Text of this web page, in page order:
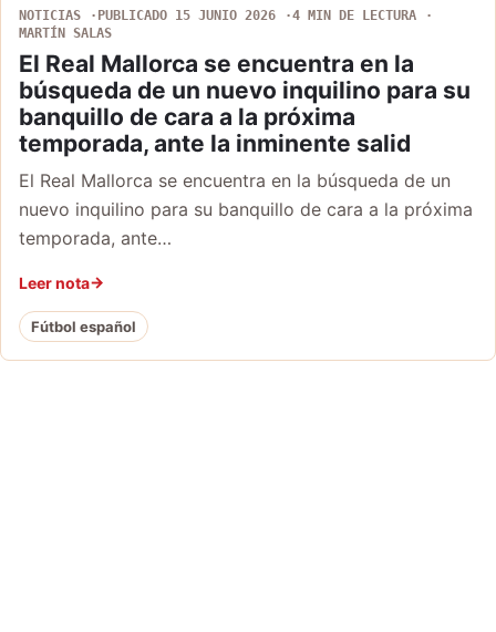
NOTICIAS PUBLICADO 15 JUNIO 2026
4 MIN DE LECTURA
MARTÍN SALAS
El Real Mallorca se encuentra en la
búsqueda de un nuevo inquilino para su
banquillo de cara a la próxima
temporada, ante la inminente salid
El Real Mallorca se encuentra en la búsqueda de un
nuevo inquilino para su banquillo de cara a la próxima
temporada, ante…
Leer nota
Fútbol español